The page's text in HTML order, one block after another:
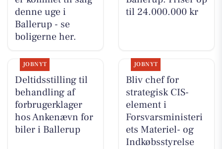
denne uge i
Ballerup - se
boligerne her.
til 24.000.000 kr
JOBNYT
Deltidsstilling til
behandling af
forbrugerklager
hos Ankenævn for
biler i Ballerup
JOBNYT
Bliv chef for
strategisk CIS-
element i
Forsvarsministeri
ets Materiel- og
Indkøbsstyrelse